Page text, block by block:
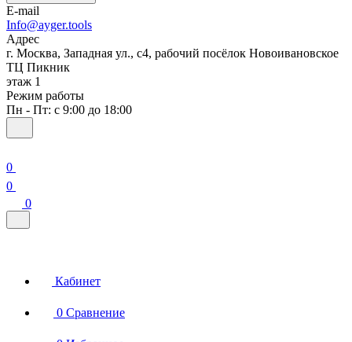
E-mail
Info@ayger.tools
Адрес
г. Москва, Западная ул., с4, рабочий посёлок Новоивановское
ТЦ Пикник
этаж 1
Режим работы
Пн - Пт: с 9:00 до 18:00
0
0
0
Кабинет
0 Сравнение